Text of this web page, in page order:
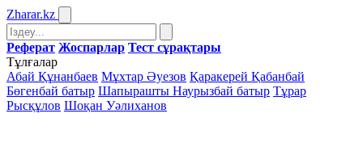
Zharar.kz
Реферат Жоспарлар Тест сұрақтары
Тұлғалар
Абай Құнанбаев Мұхтар Әуезов Қаракерей Қабанбай
Бөгенбай батыр Шапырашты Наурызбай батыр Тұрар
Рысқұлов Шоқан Уәлиханов